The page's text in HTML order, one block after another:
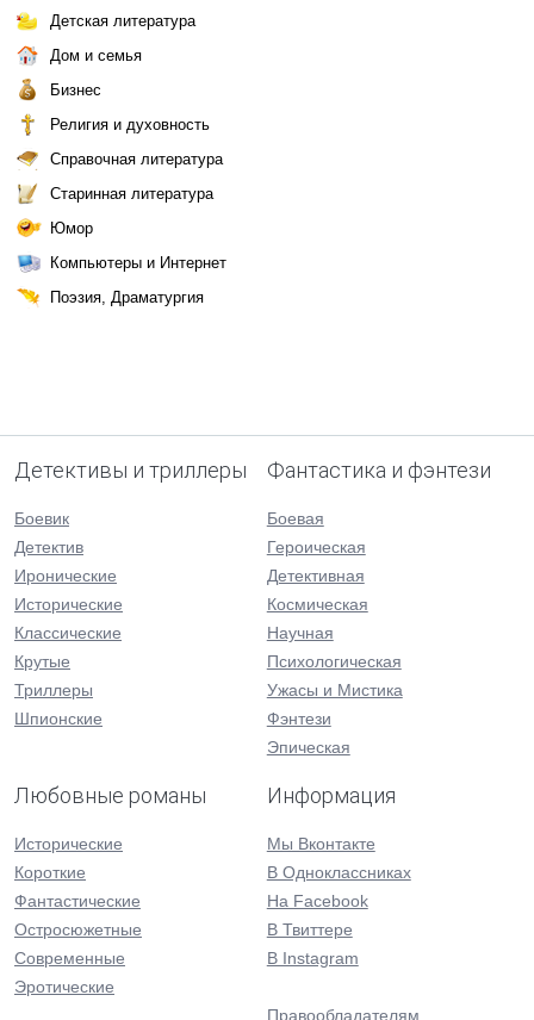
Детская литература
Дом и семья
Бизнес
Религия и духовность
Справочная литература
Старинная литература
Юмор
Компьютеры и Интернет
Поэзия, Драматургия
Детективы и триллеры
Боевик
Детектив
Иронические
Исторические
Классические
Крутые
Триллеры
Шпионские
Фантастика и фэнтези
Боевая
Героическая
Детективная
Космическая
Научная
Психологическая
Ужасы и Мистика
Фэнтези
Эпическая
Любовные романы
Исторические
Короткие
Фантастические
Остросюжетные
Современные
Эротические
Информация
Мы Вконтакте
В Одноклассниках
На Facebook
В Твиттере
В Instagram
Правообладателям